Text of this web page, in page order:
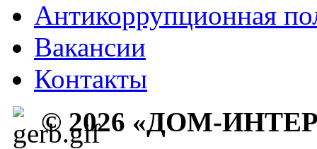
Антикоррупционная
Вакансии
Контакты
© 2026 «ДОМ-